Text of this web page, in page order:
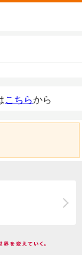
こちらから